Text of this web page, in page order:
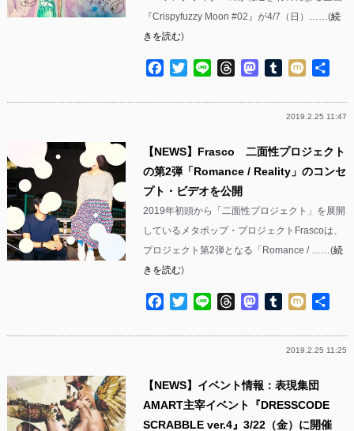
『Crispyfuzzy Moon #02』が4/7（日）……(続
きを読む)
Facebook
TwitterLine ThreadsMastodon
Tumblr
Mixi
2019.2.25 11:47
【NEWS】Frasco 二面性プロジェクト
の第2弾「Romance / Reality」のコンセ
プト・ビデオを公開
2019年初頭から「二面性プロジェクト」を展開
しているメタポップ・プロジェクトFrascoは、
プロジェクト第2弾となる「Romance / ……(続
きを読む)
Facebook
TwitterLine ThreadsMastodon
Tumblr
Mixi
2019.2.25 11:25
【NEWS】イベント情報：表現集団
AMART主宰イベント『DRESSCODE
SCRABBLE ver.4』3/22（金）に開催